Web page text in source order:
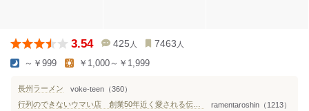
3.54 425 人 7463 人
～￥999 ￥1,000～￥1,999
長州ラーメン
voke-teen（360）
ramentaroshin（1213）